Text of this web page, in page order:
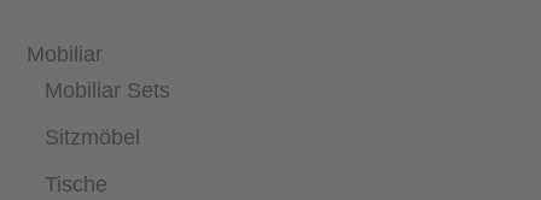
Mobiliar
Mobiliar Sets
Sitzmöbel
Tische